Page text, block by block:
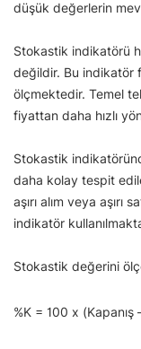
düşük değerlerin
Stokastik indikatörü
değildir. Bu indikatör
ölçmektedir. Temel
fiyattan daha hızlı
Stokastik
daha kolay tespit
aşırı alım veya
indikatör
Stokastik değerini
%K = 100 x